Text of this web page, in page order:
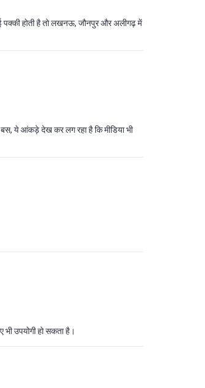
पक्की होती है तो लखनऊ, जौनपुर और अलीगढ़ में
बस, ये आंकड़े देख कर लग रहा है कि मीडिया भी
उपयोगी हो सकता है।